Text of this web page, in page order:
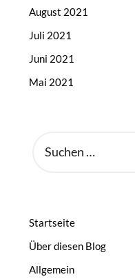
August 2021
Juli 2021
Juni 2021
Mai 2021
NACH:
Startseite
Über diesen Blog
Allgemein